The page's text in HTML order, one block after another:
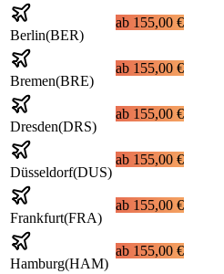
Berlin(BER)
ab 155,00 €
Bremen(BRE)
ab 155,00 €
Dresden(DRS)
ab 155,00 €
Düsseldorf(DUS)
ab 155,00 €
Frankfurt(FRA)
ab 155,00 €
Hamburg(HAM)
ab 155,00 €